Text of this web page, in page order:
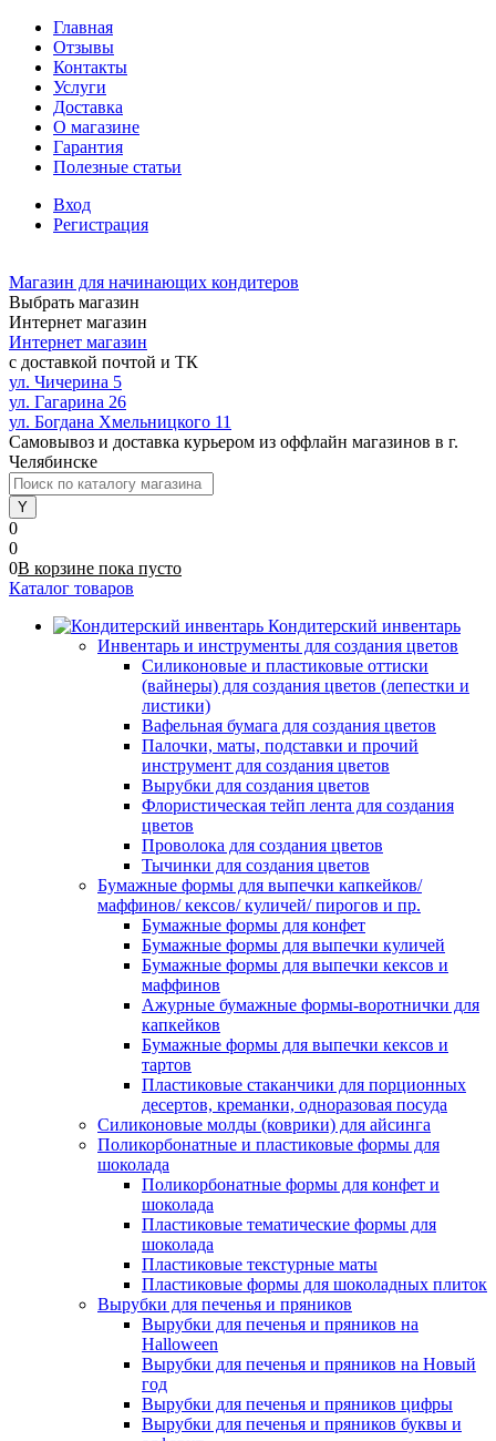
Главная
Отзывы
Контакты
Услуги
Доставка
О магазине
Гарантия
Полезные статьи
Вход
Регистрация
Магазин для начинающих кондитеров
Выбрать магазин
Интернет магазин
Интернет магазин
с доставкой почтой и ТК
ул. Чичерина 5
ул. Гагарина 26
ул. Богдана Хмельницкого 11
Самовывоз и доставка курьером из оффлайн магазинов в г.
Челябинске
0
0
0В корзине пока пусто
Каталог товаров
Кондитерский инвентарь
Инвентарь и инструменты для создания цветов
Силиконовые и пластиковые оттиски
(вайнеры) для создания цветов (лепестки и
листики)
Вафельная бумага для создания цветов
Палочки, маты, подставки и прочий
инструмент для создания цветов
Вырубки для создания цветов
Флористическая тейп лента для создания
цветов
Проволока для создания цветов
Тычинки для создания цветов
Бумажные формы для выпечки капкейков/
маффинов/ кексов/ куличей/ пирогов и пр.
Бумажные формы для конфет
Бумажные формы для выпечки куличей
Бумажные формы для выпечки кексов и
маффинов
Ажурные бумажные формы-воротнички для
капкейков
Бумажные формы для выпечки кексов и
тартов
Пластиковые стаканчики для порционных
десертов, креманки, одноразовая посуда
Силиконовые молды (коврики) для айсинга
Поликорбонатные и пластиковые формы для
шоколада
Поликорбонатные формы для конфет и
шоколада
Пластиковые тематические формы для
шоколада
Пластиковые текстурные маты
Пластиковые формы для шоколадных плиток
Вырубки для печенья и пряников
Вырубки для печенья и пряников на
Halloween
Вырубки для печенья и пряников на Новый
год
Вырубки для печенья и пряников цифры
Вырубки для печенья и пряников буквы и